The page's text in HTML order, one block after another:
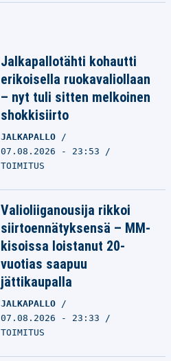
Jalkapallotähti kohautti
erikoisella ruokavaliollaan
– nyt tuli sitten melkoinen
shokkisiirto
JALKAPALLO
07.08.2026 - 23:53
TOIMITUS
Valioliiganousija rikkoi
siirtoennätyksensä – MM-
kisoissa loistanut 20-
vuotias saapuu
jättikaupalla
JALKAPALLO
07.08.2026 - 23:33
TOIMITUS